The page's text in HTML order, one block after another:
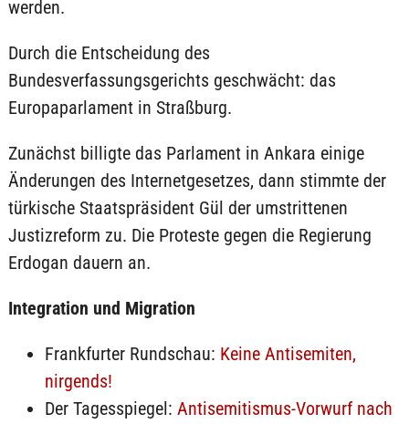
werden.
Durch die Entscheidung des
Bundesverfassungsgerichts geschwächt: das
Europaparlament in Straßburg.
Zunächst billigte das Parlament in Ankara einige
Änderungen des Internetgesetzes, dann stimmte der
türkische Staatspräsident Gül der umstrittenen
Justizreform zu. Die Proteste gegen die Regierung
Erdogan dauern an.
Integration und Migration
Frankfurter Rundschau: Keine Antisemiten,
nirgends!
Der Tagesspiegel: Antisemitismus-Vorwurf nach